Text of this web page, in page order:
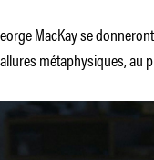
MacKay se
métaphysiques, au